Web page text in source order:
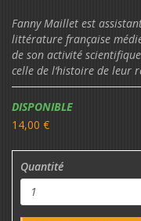
Fanny Maillet est
littérature française
de son activité
celle de l‘histoire de leur
Disponibilité:
DISPONIBLE
14,00 €
Quantité